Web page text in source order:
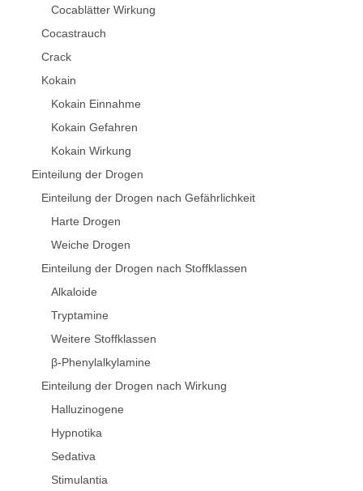
Cocablätter Wirkung
Cocastrauch
Crack
Kokain
Kokain Einnahme
Kokain Gefahren
Kokain Wirkung
Einteilung der Drogen
Einteilung der Drogen nach Gefährlichkeit
Harte Drogen
Weiche Drogen
Einteilung der Drogen nach Stoffklassen
Alkaloide
Tryptamine
Weitere Stoffklassen
β-Phenylalkylamine
Einteilung der Drogen nach Wirkung
Halluzinogene
Hypnotika
Sedativa
Stimulantia